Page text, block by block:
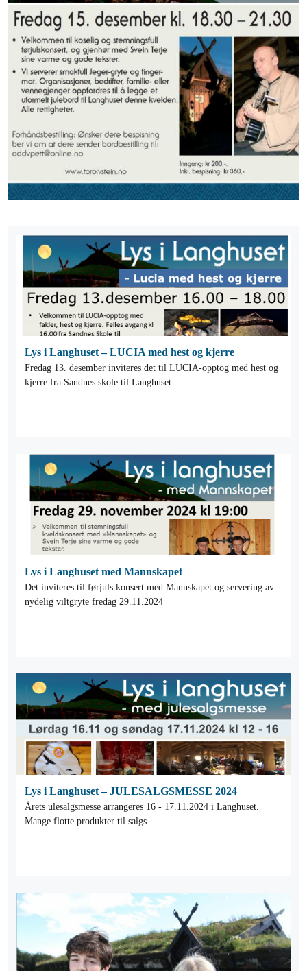
Lys i Langhuset – LUCIA med hest og kjerre
Fredag 13. desember inviteres det til LUCIA-opptog med hest og
kjerre fra Sandnes skole til Langhuset.
Lys i Langhuset med Mannskapet
Det inviteres til førjuls konsert med Mannskapet og servering av
nydelig viltgryte fredag 29.11.2024
Lys i Langhuset – JULESALGSMESSE 2024
Årets ulesalgsmesse arrangeres 16 - 17.11.2024 i Langhuset.
Mange flotte produkter til salgs.